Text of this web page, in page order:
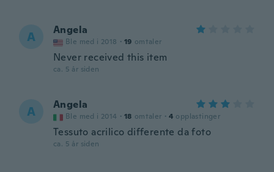
A Angela
Ble med i 2018 · 19 omtaler
Never received this item
ca. 5 år siden
A Angela
Ble med i 2014 · 18 omtaler · 4 opplastinger
Tessuto acrilico differente da foto
ca. 5 år siden